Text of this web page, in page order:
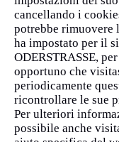
cancellando i
potrebbe rimuovere
ha impostato per il
ODERSTRASSE,
opportuno che
periodicamente
ricontrollare le sue
Per ulteriori
possibile anche